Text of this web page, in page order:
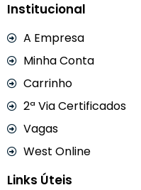
Institucional
A Empresa
Minha Conta
Carrinho
2ª Via Certificados
Vagas
West Online
Links Úteis